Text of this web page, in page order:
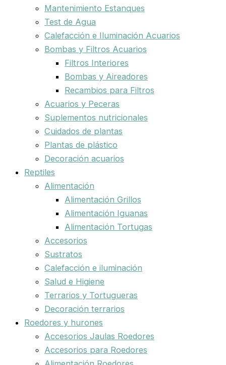
Mantenimiento Estanques
Test de Agua
Calefacción e Iluminación Acuarios
Bombas y Filtros Acuarios
Filtros Interiores
Bombas y Aireadores
Recambios para Filtros
Acuarios y Peceras
Suplementos nutricionales
Cuidados de plantas
Plantas de plástico
Decoración acuarios
Reptiles
Alimentación
Alimentación Grillos
Alimentación Iguanas
Alimentación Tortugas
Accesorios
Sustratos
Calefacción e iluminación
Salud e Higiene
Terrarios y Tortugueras
Decoración terrarios
Roedores y hurones
Accesorios Jaulas Roedores
Accesorios para Roedores